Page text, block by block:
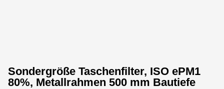
Sondergröße Taschenfilter, ISO ePM1
80%, Metallrahmen 500 mm Bautiefe